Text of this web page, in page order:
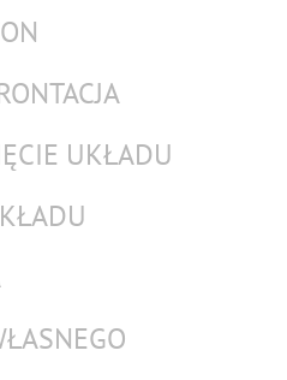
UKŁADU